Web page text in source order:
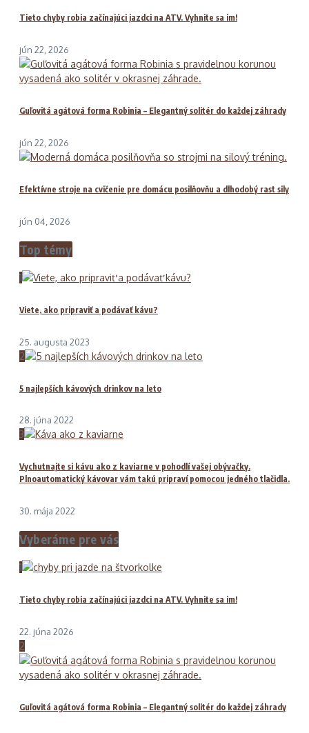
Tieto chyby robia začínajúci jazdci na ATV. Vyhnite sa im!
jún 22, 2026
Guľovitá agátová forma Robinia – Elegantný solitér do každej záhrady
jún 22, 2026
Efektívne stroje na cvičenie pre domácu posilňovňu a dlhodobý rast sily
jún 04, 2026
Top témy
1
Viete, ako pripraviť a podávať kávu?
25. augusta 2023
2
5 najlepších kávových drinkov na leto
28. júna 2022
3
Vychutnajte si kávu ako z kaviarne v pohodlí vašej obývačky.
Plnoautomatický kávovar vám takú pripraví pomocou jedného tlačidla.
30. mája 2022
Vyberáme pre vás
1
Tieto chyby robia začínajúci jazdci na ATV. Vyhnite sa im!
22. júna 2026
2
Guľovitá agátová forma Robinia – Elegantný solitér do každej záhrady